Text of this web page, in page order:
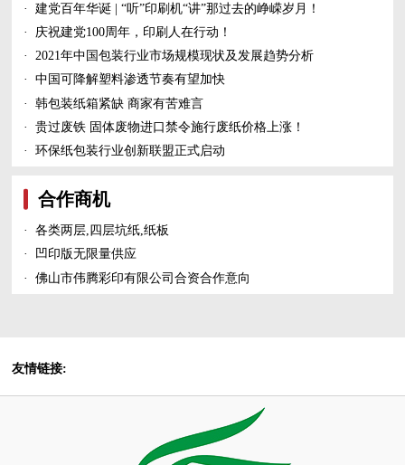
·
建党百年华诞 | “听”印刷机“讲”那过去的峥嵘岁月！
·
庆祝建党100周年，印刷人在行动！
·
2021年中国包装行业市场规模现状及发展趋势分析
·
中国可降解塑料渗透节奏有望加快
·
韩包装纸箱紧缺 商家有苦难言
·
贵过废铁 固体废物进口禁令施行废纸价格上涨！
·
环保纸包装行业创新联盟正式启动
合作商机
·
各类两层,四层坑纸,纸板
·
凹印版无限量供应
·
佛山市伟腾彩印有限公司合资合作意向
友情链接: